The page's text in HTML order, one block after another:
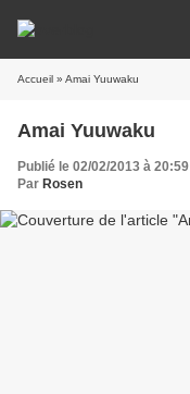
Accueil » Amai Yuuwaku
Amai Yuuwaku
Publié le 02/02/2013 à 20:59
Par Rosen